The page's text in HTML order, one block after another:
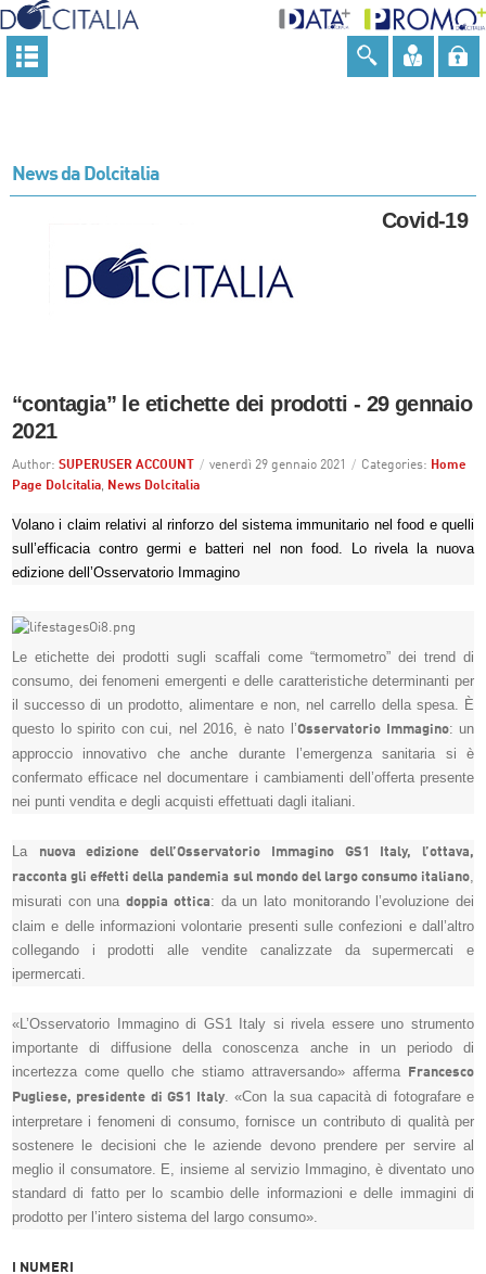
News da Dolcitalia
Covid-19
“contagia” le etichette dei prodotti - 29 gennaio
2021
Author: SUPERUSER ACCOUNT / venerdì 29 gennaio 2021 / Categories: Home
Page Dolcitalia, News Dolcitalia
Volano i claim relativi al rinforzo del sistema immunitario nel food e quelli
sull’efficacia contro germi e batteri nel non food. Lo rivela la nuova
edizione dell’Osservatorio Immagino
Le etichette dei prodotti sugli scaffali come “termometro” dei trend di
consumo, dei fenomeni emergenti e delle caratteristiche determinanti per
il successo di un prodotto, alimentare e non, nel carrello della spesa. È
questo lo spirito con cui, nel 2016, è nato l’Osservatorio Immagino: un
approccio innovativo che anche durante l’emergenza sanitaria si è
confermato efficace nel documentare i cambiamenti dell’offerta presente
nei punti vendita e degli acquisti effettuati dagli italiani.
La
nuova edizione dell’Osservatorio Immagino GS1 Italy, l’ottava,
racconta gli effetti della pandemia sul mondo del largo consumo italiano
misurati con unadoppia ottica: da un lato monitorando l’evoluzione dei
claim e delle informazioni volontarie presenti sulle confezioni e dall’altro
collegando i prodotti alle vendite canalizzate da supermercati e
ipermercati.
«L’Osservatorio Immagino di GS1 Italy si rivela essere uno strumento
importante di diffusione della conoscenza anche in un periodo di
incertezza come quello che stiamo attraversando» afferma
Francesco
Pugliese, presidente di GS1 Italy. «Con la sua capacità di fotografare e
interpretare i fenomeni di consumo, fornisce un contributo di qualità per
sostenere le decisioni che le aziende devono prendere per servire al
meglio il consumatore. E, insieme al servizio Immagino, è diventato uno
standard di fatto per lo scambio delle informazioni e delle immagini di
prodotto per l’intero sistema del largo consumo».
I NUMERI